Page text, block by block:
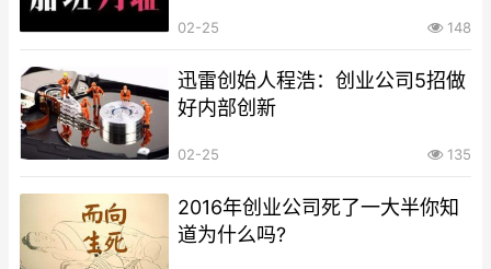
02-25 148
迅雷创始人程浩：创业公司5招做
好内部创新
02-25 135
2016年创业公司死了一大半你知
道为什么吗?